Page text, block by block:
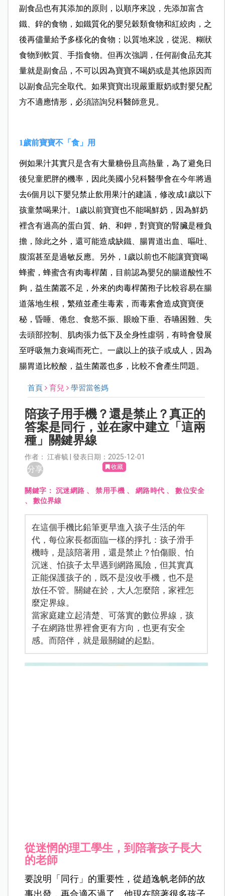
副食品也有其添加的原則，以順序來說，先添加富含
鐵、鋅的食物，如鐵質化的嬰兒穀類食物和紅絞肉，之
後再儘量給予多樣化的食物；以質地來說，從泥、糊狀
食物到軟質、手指食物。但再次強調，任何副食品充其
量就是副食品，不可以因為寶寶不喝奶或是其他原因而
以副食品完全取代。如果寶寶出現嚴重厭奶或對嬰兒配
方不適應情形，必須諮詢兒科醫師意見。
1歲前寶寶不「食」用
例如果汁其實只是含有大量糖份且高熱量，為了避免日
後兒童肥胖的機率，因此美國小兒科醫學會在今年將過
去6個月以下嬰兒禁止飲用果汁的建議，修改成1歲以下
孩童禁喝果汁。1歲以前寶寶也不能喝鮮奶，因為鮮奶
裡含有過高的蛋白質、鈉、和鉀，對寶寶的腎臟是種負
擔，除此之外，還可能造成缺鐵、腸胃道出血、嘔吐、
腹瀉甚至是過敏反應。另外，1歲以前也不能讓寶寶喝
蜂蜜，蜂蜜含有肉毒桿菌，目前認為嬰兒的腸道酸性不
夠，益生菌叢不足，外來的肉毒桿菌孢子比較容易在腸
道落地生根，繁殖並產生毒素，而毒素會造成寶寶便
秘，昏睡、倦怠、食慾不振、眼瞼下垂、吞嚥困難、失
去頭部控制、肌肉張力低下及全身性虛弱，有時會發展
至呼吸無力衰竭而死亡。一歲以上的孩子或成人，因為
腸胃道比較酸，益生菌叢也多，比較不會產生問題。
首頁 育兒 學習當爸媽
陪孩子用手機？還是禁止？真正的
答案是同行，並在家中建立「這兩
種」關鍵界線
作者： 江睿毓 | 發表日期：2025-12-01
分享 收藏
關鍵字： 沉迷網路 、禁用手機 、 網路時代 、數位安全
、數位界線
在這個手機比鉛筆更早進入孩子生活的年
代，每位家長都面臨一樣的掙扎：孩子滑手
機時，是該陪著用，還是禁止？怕傷眼、怕
沉迷、怕孩子太早遇到網路風險，但其實真
正能保護孩子的，既不是沒收手機，也不是
放任不管。關鍵在於，大人怎麼陪，家裡怎
麼定界線。
當家庭建立起清楚、可落實的數位界線，孩
子在網路世界裡會更有方向，也更有安全
感。而陪伴，就是最關鍵的起點。
從迷惘的理工學生，到陪著孩子長大
的老師
要說明「同行」的重要性，從趙逸帆老師的故